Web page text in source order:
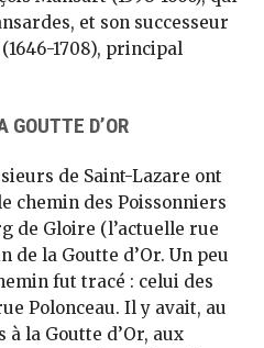
et son successeur
1708), principal
GOUTTE D’OR
de Saint-Lazare ont
chemin des Poissonniers
de Gloire (l’actuelle rue
de la Goutte d’Or. Un peu
fut tracé : celui des
Polonceau. Il y avait, au
la Goutte d’Or, aux